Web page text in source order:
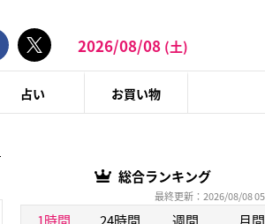
2026/08/08 (土)
占い お買い物
総合ランキング
最終更新：2026/08/08
1時間 24時間 週間 月間